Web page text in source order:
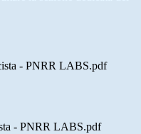
- PNRR LABS.pdf
- PNRR LABS.pdf